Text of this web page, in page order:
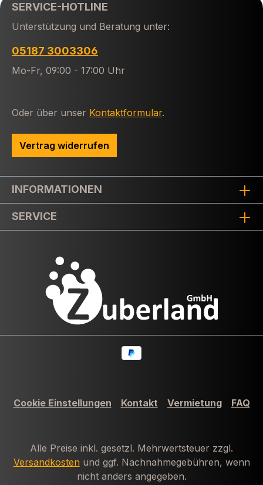
SERVICE-HOTLINE
Unterstützung und Beratung unter:
05187 3003306
Mo-Fr, 09:00 - 17:00 Uhr
Oder über unser Kontaktformular.
Vertrag widerrufen
INFORMATIONEN
SERVICE
Cookie Einstellungen Kontakt Vermietung FAQ
Alle Preise inkl. gesetzl. Mehrwertsteuer zzgl.
Versandkosten und ggf. Nachnahmegebühren, wenn
nicht anders angegeben.